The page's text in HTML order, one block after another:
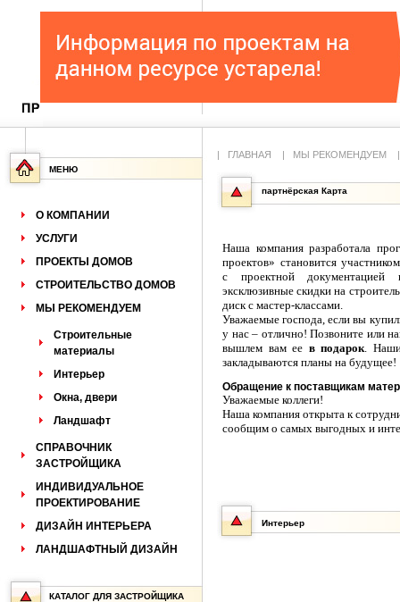
МЕНЮ
О КОМПАНИИ
УСЛУГИ
ПРОЕКТЫ ДОМОВ
СТРОИТЕЛЬСТВО ДОМОВ
МЫ РЕКОМЕНДУЕМ
Строительные
материалы
Интерьер
Окна, двери
Ландшафт
СПРАВОЧНИК
ЗАСТРОЙЩИКА
ИНДИВИДУАЛЬНОЕ
ПРОЕКТИРОВАНИЕ
ДИЗАЙН ИНТЕРЬЕРА
ЛАНДШАФТНЫЙ ДИЗАЙН
КАТАЛОГ ДЛЯ ЗАСТРОЙЩИКА
| ГЛАВНАЯ | МЫ РЕКОМЕНДУЕМ
партнёрская Карта
Наша компания разработала
проектов» становится
с проектной документацией
эксклюзивные скидки на
диск с мастер-классами.
Уважаемые господа, если вы
у нас – отлично! Позвоните или
вышлем вам ее в подарок.
закладываются планы на будущее!
Обращение к поставщикам
Уважаемые коллеги!
Наша компания открыта к
сообщим о самых выгодных и
Интерьер